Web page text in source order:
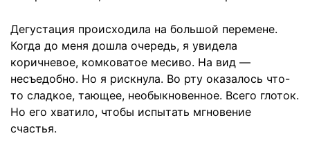
Дегустация происходила на большой перемене.
Когда до меня дошла очередь, я увидела
коричневое, комковатое месиво. На вид —
несъедобно. Но я рискнула. Во рту оказалось что-
то сладкое, тающее, необыкновенное. Всего глоток.
Но его хватило, чтобы испытать мгновение
счастья.